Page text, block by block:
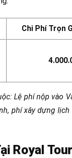
Chi Phí Trọn
Lệ phí nộp vào
phí xây dựng
Royal